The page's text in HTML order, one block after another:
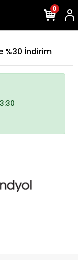
0
%30 İndirim